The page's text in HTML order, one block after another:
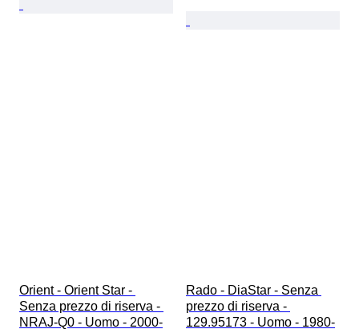
Orient - Orient Star -
Senza prezzo di riserva -
NRAJ-Q0 - Uomo - 2000-
Rado - DiaStar - Senza
prezzo di riserva -
129.95173 - Uomo - 1980-